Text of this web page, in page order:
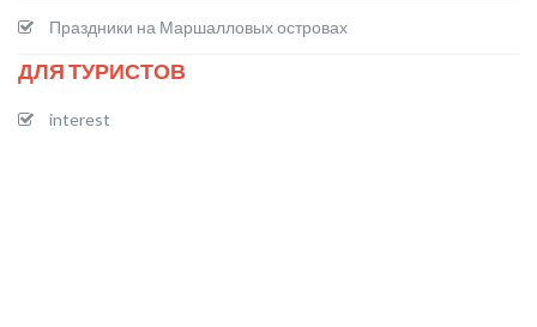
Праздники на Маршалловых островах
ДЛЯ ТУРИСТОВ
interest